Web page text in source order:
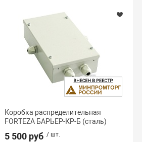
Коробка распределительная
FORTEZA БАРЬЕР-КР-Б (сталь)
5 500 руб / шт.